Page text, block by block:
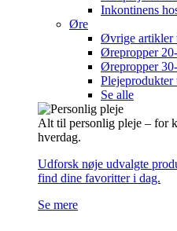
Inkontinens
Øre
Øvrige artikler
Ørepropper
Ørepropper
Plejeprodukter
Se alle
Alt til personlig pleje – for
hverdag.
Udforsk nøje udvalgte
find dine favoritter i dag.
Se mere